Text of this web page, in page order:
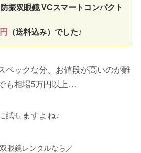
防振双眼鏡 VCスマートコンパクト
（送料込み）でした♪
ペックな分、お値段が高いのが難
も相場5万円以上…
試せますよね♪
眼鏡レンタルなら／